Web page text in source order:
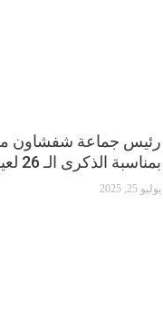
رئيس جماعة شفشاون
بمناسبة الذكرى الـ 26 لعيد العرش المجيد
يوليو 25, 2025